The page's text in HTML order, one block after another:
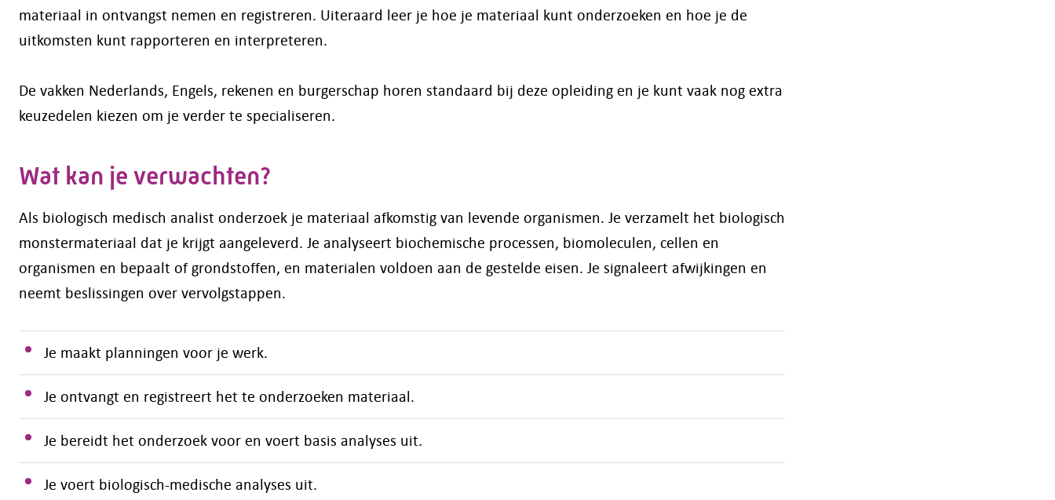
materiaal in ontvangst nemen en registreren. Uiteraard leer je hoe je materiaal kunt onderzoeken en hoe je de
uitkomsten kunt rapporteren en interpreteren.
De vakken Nederlands, Engels, rekenen en burgerschap horen standaard bij deze opleiding en je kunt vaak nog extra
keuzedelen kiezen om je verder te specialiseren.
Wat kan je verwachten?
Als biologisch medisch analist onderzoek je materiaal afkomstig van levende organismen. Je verzamelt het biologisch
monstermateriaal dat je krijgt aangeleverd. Je analyseert biochemische processen, biomoleculen, cellen en
organismen en bepaalt of grondstoffen, en materialen voldoen aan de gestelde eisen. Je signaleert afwijkingen en
neemt beslissingen over vervolgstappen.
Je maakt planningen voor je werk.
Je ontvangt en registreert het te onderzoeken materiaal.
Je bereidt het onderzoek voor en voert basis analyses uit.
Je voert biologisch-medische analyses uit.